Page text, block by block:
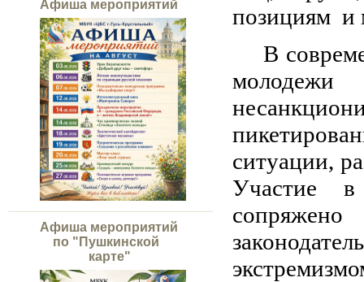
Афиша мероприятий
Афиша мероприятий
по "Пушкинской
карте"
позициям и
В
ситуации,
Участие в